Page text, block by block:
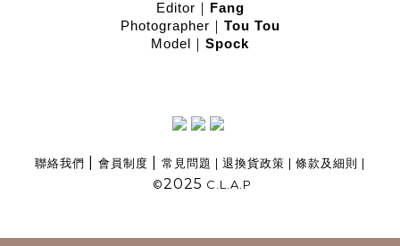
Editor｜
Fang
Photographer｜ Tou Tou
Model｜ Spock
聯絡我們 會員制度 常見問題 | 退換貨政策 | 條款及細則 |
©2025 C.L.A.P